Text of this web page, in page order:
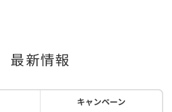
最新情報
キャンペーン